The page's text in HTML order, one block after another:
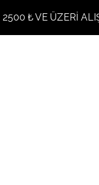
2500 ₺ VE ÜZERİ